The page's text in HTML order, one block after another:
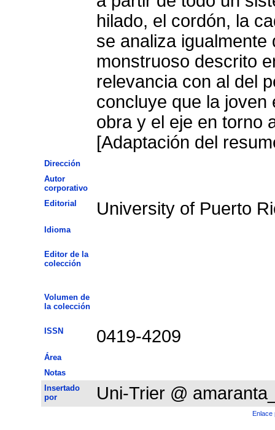
hilado, el cordón, la
se analiza
monstruoso descrito
relevancia con al del
concluye que la joven
obra y el eje en torno
[Adaptación del
Dirección
Autor
corporativo
Editorial
University of Puerto
Idioma
Editor de la
colección
Volumen de
la colección
ISSN 0419-4209
Área
Notas
Insertado
por
Uni-Trier @
Enlace